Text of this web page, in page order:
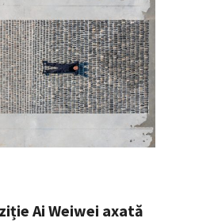
Ai Weiwei axată